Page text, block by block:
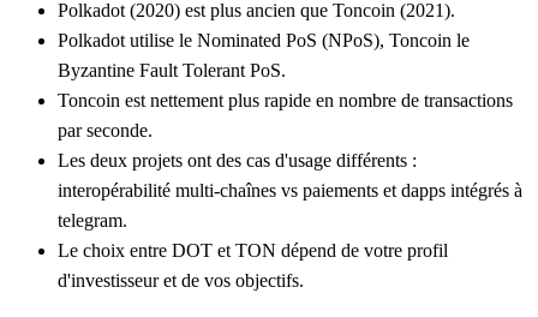
Polkadot (2020) est plus ancien que Toncoin (2021).
Polkadot utilise le Nominated PoS (NPoS), Toncoin le
Byzantine Fault Tolerant PoS.
Toncoin est nettement plus rapide en nombre de transactions
par seconde.
Les deux projets ont des cas d'usage différents :
interopérabilité multi-chaînes vs paiements et dapps intégrés à
telegram.
Le choix entre DOT et TON dépend de votre profil
d'investisseur et de vos objectifs.